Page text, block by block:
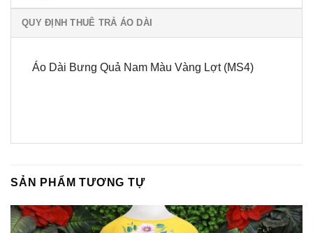
QUY ĐỊNH THUÊ TRẢ ÁO DÀI
Áo Dài Bưng Quả Nam Màu Vàng Lợt (MS4)
SẢN PHẨM TƯƠNG TỰ